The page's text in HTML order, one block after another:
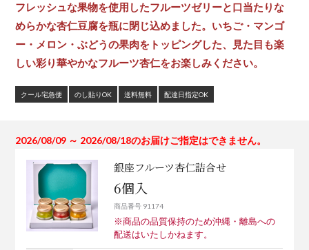
フレッシュな果物を使用したフルーツゼリーと口当たりな
めらかな杏仁豆腐を瓶に閉じ込めました。いちご・マンゴ
ー・メロン・ぶどうの果肉をトッピングした、見た目も楽
しい彩り華やかなフルーツ杏仁をお楽しみください。
クール宅急便 のし貼りOK 送料無料 配達日指定OK
2026/08/09 ～ 2026/08/18のお届けご指定はできません。
銀座フルーツ杏仁詰合せ
6個入
商品番号 91174
※商品の品質保持のため沖縄・離島への
配送はいたしかねます。